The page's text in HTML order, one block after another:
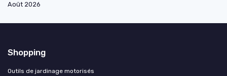
Août 2026
Shopping
Outils de jardinage motorisés